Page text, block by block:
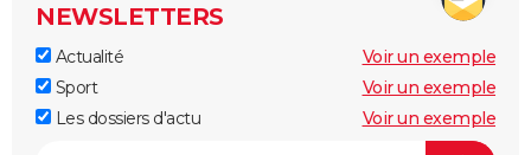
NEWSLETTERS
Actualité
Voir un exemple
Sport
Voir un exemple
Les dossiers d'actu
Voir un exemple